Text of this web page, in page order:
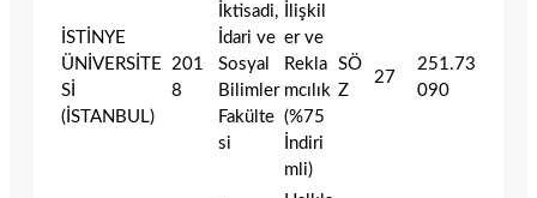
İSTİNYE
ÜNİVERSİTE
Sİ
(İSTANBUL)
201
8
İktisadi,
İdari ve
Sosyal
Bilimler
Fakülte
si
İlişkil
er ve
Rekla
mcılık
(%75
İndiri
mli)
SÖ
Z
27
251.73
090